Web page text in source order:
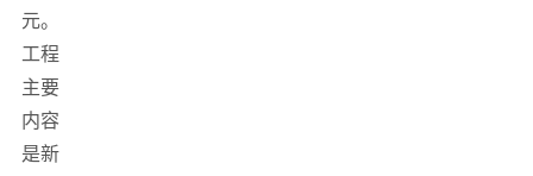
元。
工程
主要
内容
是新